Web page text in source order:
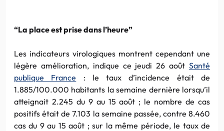
“La place est prise dans l’heure”
Les indicateurs virologiques montrent cependant une
légère amélioration, indique ce jeudi 26 août Santé
publique France : le taux d’incidence était de
1.885/100.000 habitants la semaine dernière lorsqu’il
atteignait 2.245 du 9 au 15 août ; le nombre de cas
positifs était de 7.103 la semaine passée, contre 8.460
cas du 9 au 15 août ; sur la même période, le taux de